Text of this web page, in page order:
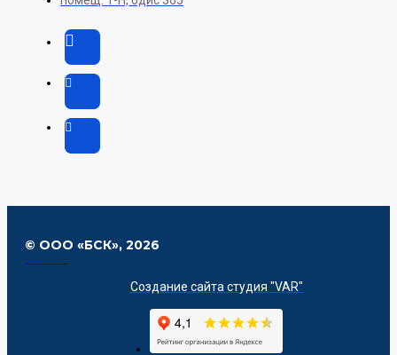
© ООО «БСК», 2026
Создание сайта студия "VAR"